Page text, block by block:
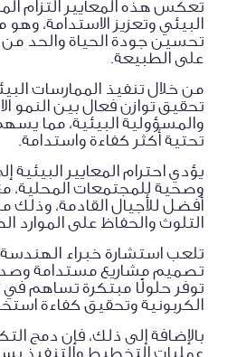
تعكس هذه المعايير التزام
البيئي وتعزيز الاستدامة،
تحسين جودة الحياة والحد من
على الطبيعة.
من خلال تنفيذ الممارسات
تحقيق توازن فعال بين النمو
والمسؤولية البيئية، مما
تحتية أكثر كفاءة واستدامة.
يؤدي احترام المعايير البيئية
وصحية للمجتمعات
أفضل للأجيال القادمة، وذلك
التلوث والحفاظ على الموارد
تلعب استشارة خبراء الهندسة
تصميم مشاريع مستدامة
توفر حلولًا مبتكرة تساهم
الكربونية وتحقيق كفاءة
بالإضافة إلى ذلك، فإن دمج
عمليات التخطيط والتنفيذ